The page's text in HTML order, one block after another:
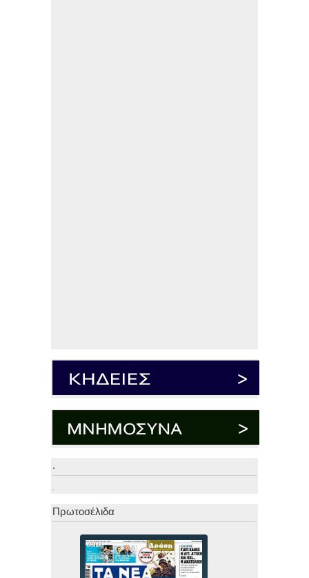
.
.
Πρωτοσέλιδα